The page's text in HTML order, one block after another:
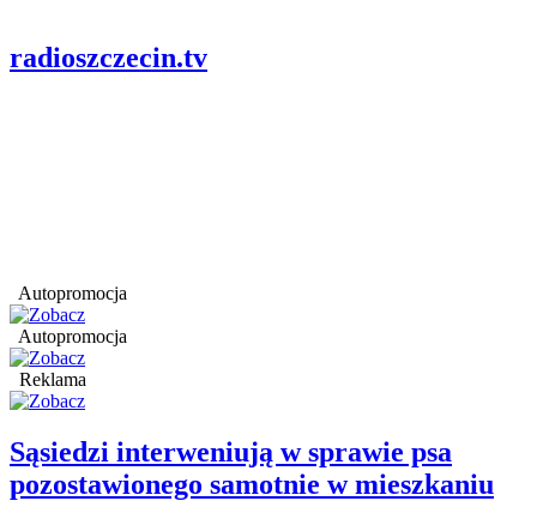
radioszczecin.tv
Autopromocja
Autopromocja
Reklama
Sąsiedzi interweniują w sprawie psa
pozostawionego samotnie w mieszkaniu